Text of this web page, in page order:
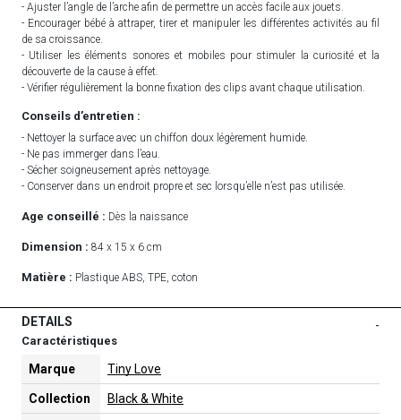
- Ajuster l’angle de l’arche afin de permettre un accès facile aux jouets.
- Encourager bébé à attraper, tirer et manipuler les différentes activités au fil
de sa croissance.
- Utiliser les éléments sonores et mobiles pour stimuler la curiosité et la
découverte de la cause à effet.
- Vérifier régulièrement la bonne fixation des clips avant chaque utilisation.
Conseils d’entretien :
- Nettoyer la surface avec un chiffon doux légèrement humide.
- Ne pas immerger dans l’eau.
- Sécher soigneusement après nettoyage.
- Conserver dans un endroit propre et sec lorsqu’elle n’est pas utilisée.
Age conseillé : Dès la naissance
Dimension : 84 x 15 x 6 cm
Matière : Plastique ABS, TPE, coton
DETAILS -
Caractéristiques
Marque Tiny Love
Collection Black & White